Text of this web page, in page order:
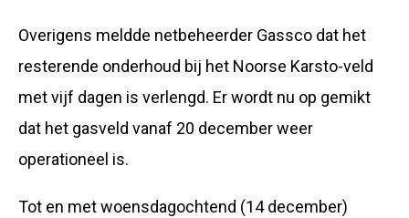
Overigens meldde netbeheerder Gassco dat het
resterende onderhoud bij het Noorse Karsto-veld
met vijf dagen is verlengd. Er wordt nu op gemikt
dat het gasveld vanaf 20 december weer
operationeel is.
Tot en met woensdagochtend (14 december)